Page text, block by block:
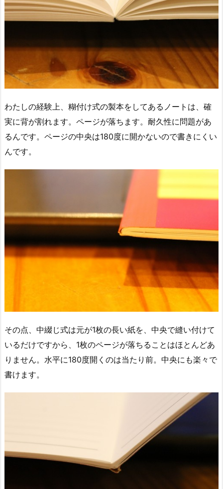
わたしの経験上、糊付け式の製本をしてあるノートは、確
実に背が割れます。ページが落ちます。耐久性に問題があ
るんです。ページの中央は180度に開かないので書きにくい
んです。
その点、中綴じ式は元が1枚の長い紙を、中央で縫い付けて
いるだけですから、1枚のページが落ちることはほとんどあ
りません。水平に180度開くのは当たり前。中央にも楽々で
書けます。